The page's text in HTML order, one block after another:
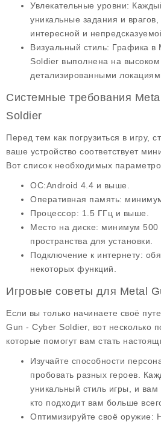
Увлекательные уровни:
уникальные задания и врагов,
интересной и
Визуальный стиль: Графика в
Soldier выполнена на
детализированными
Системные требования
Soldier
Перед тем как погрузиться в игру,
ваше устройство соответствует
Вот список необходимых
ОС:Android 4.4 и выше.
Оперативная память:
Процессор: 1.5 ГГц и выше.
Место на диске: минимум 500
пространства для установки.
Подключение к интернету:
некоторых функций.
Игровые советы для Metal
Если вы только начинаете своё
Gun - Cyber Soldier, вот несколько
которые помогут вам стать
Изучайте способности
пробовать разных героев.
уникальный стиль игры, и вам
кто подходит вам больше
Оптимизируйте своё оружие: